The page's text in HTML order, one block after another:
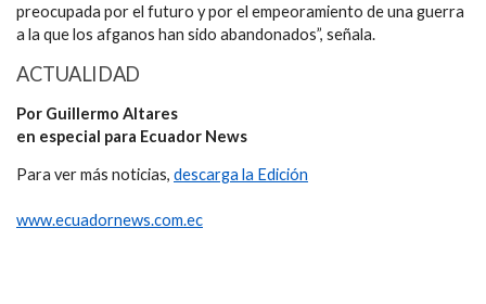
preocupada por el futuro y por el empeoramiento de una guerra
a la que los afganos han sido abandonados”, señala.
ACTUALIDAD
Por Guillermo Altares
en especial para Ecuador News
Para ver más noticias, descarga la Edición
www.ecuadornews.com.ec